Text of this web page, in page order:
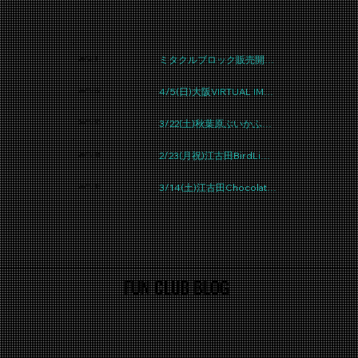
26/2/1 ミタクルブロック販売開始！
26/1/22 4/5(日)大阪VIRTUAL IMPACT
26/1/20 3/22(土)秋葉原ぶいかふぇVol.224 出演決定！
26/1/18 2/23(月祝)江古田BirdLimeTrap vol.010出演決定
26/1/18 3/14(土)江古田Chocolat blanc出演決定！
FUN CLUB BLOG
FUN CLUB BLOG